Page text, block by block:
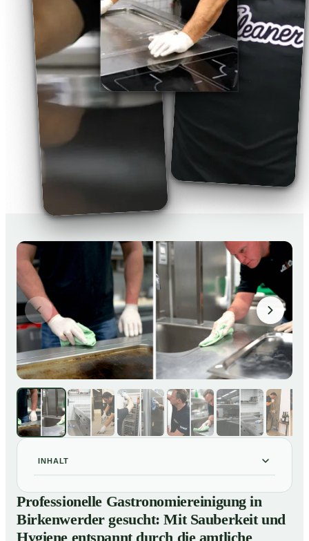
INHALT
01 Professionelle Gastronomiereinigung in Birkenwerder
gesucht: Mit Sauberkeit und Hygiene entspannt durch
die amtliche Kontrolle
Professionelle Gastronomiereinigung in
Birkenwerder gesucht: Mit Sauberkeit und
Hygiene entspannt durch die amtliche